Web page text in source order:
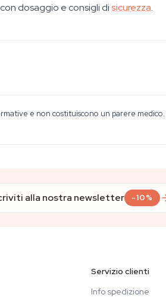
dosaggio e consigli disicurezza.
e non costituiscono un parere
alla nostra newsletter -10%
Servizio clienti
Info spedizione